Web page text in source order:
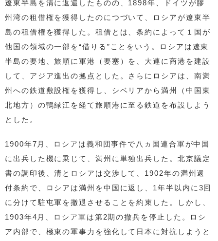
遼東半島を清に返還したものの、1898年、ドイツが膠
州湾の租借権を獲得したのにつづいて、ロシアが遼東半
島の租借権を獲得した。租借とは、条約によって１国が
他国の領域の一部を“借りる”ことをいう。ロシアは遼東
半島の要地、旅順に軍港（要塞）を、大連に商港を建設
して、アジア進出の拠点とした。さらにロシアは、南満
州への鉄道敷設権を獲得し、シベリアから満州（中国東
北地方）の鴨緑江を経て旅順港に至る鉄道を布設しよう
とした。
1900年7月、ロシアは義和団事件で八ヵ国連合軍が中国
に出兵した機に乗じて、満州に単独出兵した。北京議定
書の調印後、清とロシアは交渉して、1902年の満州還
付条約で、ロシアは満州を中国に返し、1年半以内に3回
に分けて駐屯軍を撤退させることを約束した。しかし、
1903年4月、ロシア軍は第2期の撤兵を停止した。ロシ
ア内部で、極東の軍事力を強化して日本に対抗しようと